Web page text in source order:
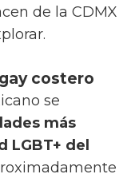
de la CDMX
costero
se
más
LGBT+ del